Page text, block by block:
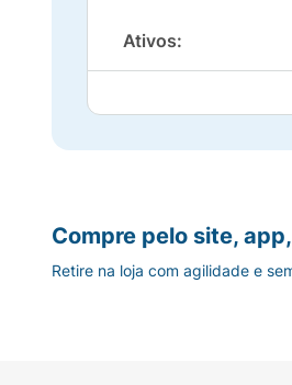
Ativos:
Patente
Inovação AUTOLIFT
Compre pelo site,
Retire na loja com agilidade e